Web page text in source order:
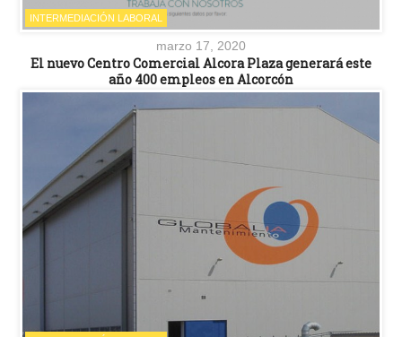
INTERMEDIACIÓN LABORAL
marzo 17, 2020
El nuevo Centro Comercial Alcora Plaza generará este
año 400 empleos en Alcorcón